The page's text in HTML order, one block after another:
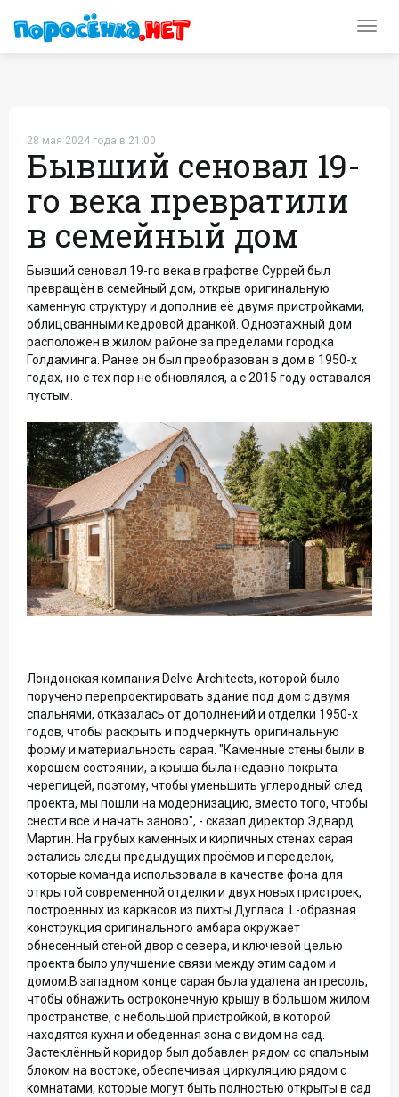
28 мая 2024 года в 21:00
Бывший сеновал 19-
го века превратили
в семейный дом
Бывший сеновал 19-го века в графстве Суррей был
превращён в семейный дом, открыв оригинальную
каменную структуру и дополнив её двумя пристройками,
облицованными кедровой дранкой. Одноэтажный дом
расположен в жилом районе за пределами городка
Голдаминга. Ранее он был преобразован в дом в 1950-х
годах, но с тех пор не обновлялся, а с 2015 году оставался
пустым.
Лондонская компания Delve Architects, которой было
поручено перепроектировать здание под дом с двумя
спальнями, отказалась от дополнений и отделки 1950-х
годов, чтобы раскрыть и подчеркнуть оригинальную
форму и материальность сарая. "Каменные стены были в
хорошем состоянии, а крыша была недавно покрыта
черепицей, поэтому, чтобы уменьшить углеродный след
проекта, мы пошли на модернизацию, вместо того, чтобы
снести все и начать заново", - сказал директор Эдвард
Мартин. На грубых каменных и кирпичных стенах сарая
остались следы предыдущих проёмов и переделок,
которые команда использовала в качестве фона для
открытой современной отделки и двух новых пристроек,
построенных из каркасов из пихты Дугласа. L-образная
конструкция оригинального амбара окружает
обнесенный стеной двор с севера, и ключевой целью
проекта было улучшение связи между этим садом и
домом.В западном конце сарая была удалена антресоль,
чтобы обнажить остроконечную крышу в большом жилом
пространстве, с небольшой пристройкой, в которой
находятся кухня и обеденная зона с видом на сад.
Застеклённый коридор был добавлен рядом со спальным
блоком на востоке, обеспечивая циркуляцию рядом с
комнатами, которые могут быть полностью открыты в сад